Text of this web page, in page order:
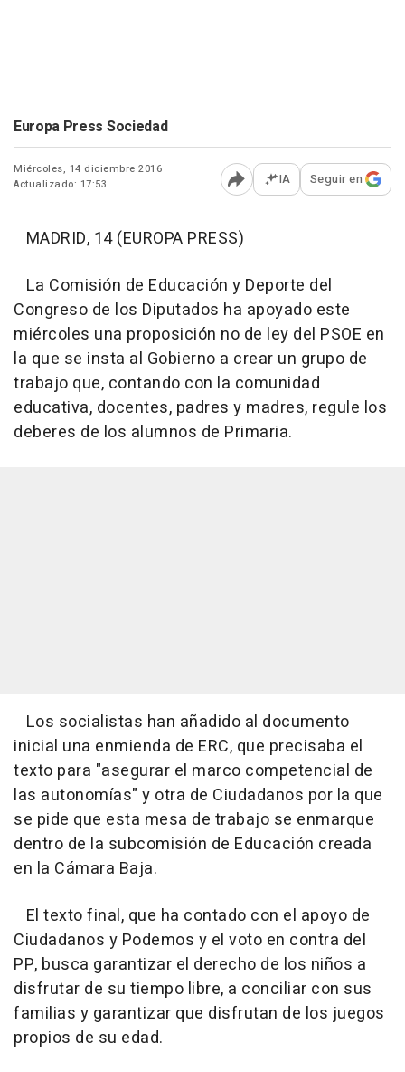
Europa Press Sociedad
Miércoles, 14 diciembre 2016
Actualizado: 17:53
Abrir opciones para
IA Seguir en
MADRID, 14 (EUROPA PRESS)
La Comisión de Educación y Deporte del
Congreso de los Diputados ha apoyado este
miércoles una proposición no de ley del PSOE en
la que se insta al Gobierno a crear un grupo de
trabajo que, contando con la comunidad
educativa, docentes, padres y madres, regule los
deberes de los alumnos de Primaria.
Los socialistas han añadido al documento
inicial una enmienda de ERC, que precisaba el
texto para "asegurar el marco competencial de
las autonomías" y otra de Ciudadanos por la que
se pide que esta mesa de trabajo se enmarque
dentro de la subcomisión de Educación creada
en la Cámara Baja.
El texto final, que ha contado con el apoyo de
Ciudadanos y Podemos y el voto en contra del
PP, busca garantizar el derecho de los niños a
disfrutar de su tiempo libre, a conciliar con sus
familias y garantizar que disfrutan de los juegos
propios de su edad.